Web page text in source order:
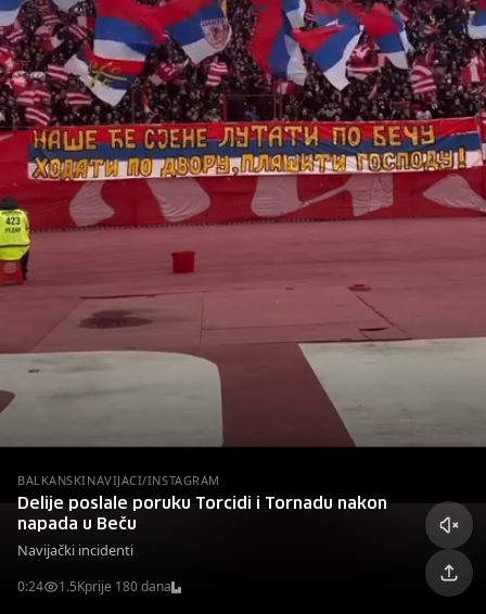
BALKANSKINAVIJACI/INSTAGRAM
Delije poslale poruku Torcidi i Tornadu nakon
napada u Beču
Navijački incidenti
0:24 1.5Kprije 180 dana